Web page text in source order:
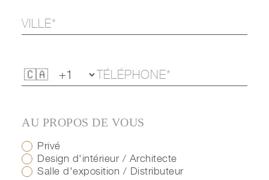
AU PROPOS DE VOUS
Privé
Design d'intérieur / Architecte
Salle d'exposition / Distributeur